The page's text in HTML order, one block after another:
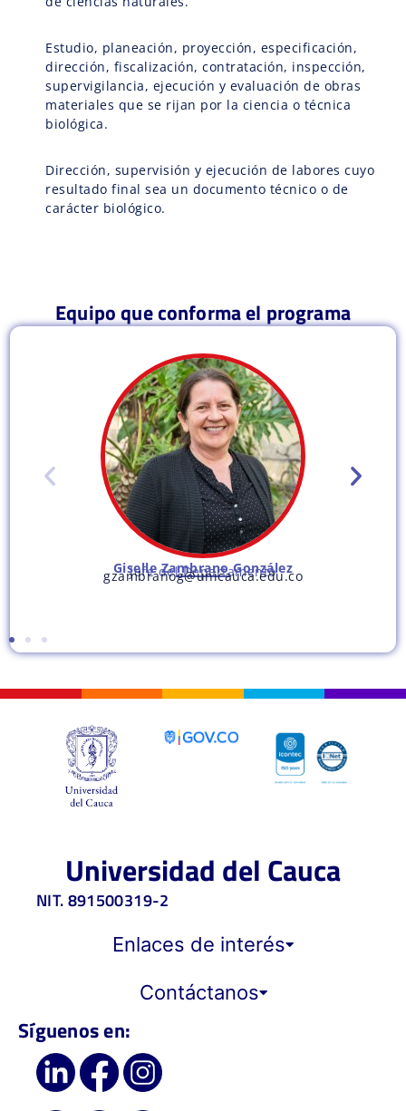
Estudio, planeación, proyección, especificación,
dirección, fiscalización, contratación, inspección,
supervigilancia, ejecución y evaluación de obras
materiales que se rijan por la ciencia o técnica
biológica.
Dirección, supervisión y ejecución de labores cuyo
resultado final sea un documento técnico o de
carácter biológico.
Equipo que conforma el programa
Giselle Zambrano González
Jefe del Departamento
gzambranog@unicauca.edu.co
Universidad del Cauca
NIT. 891500319-2
Enlaces de interés
Contáctanos
Síguenos en: